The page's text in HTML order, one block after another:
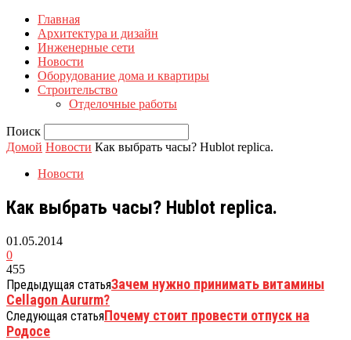
Главная
Архитектура и дизайн
Инженерные сети
Новости
Оборудование дома и квартиры
Строительство
Отделочные работы
Поиск
Домой Новости Как выбрать часы? Hublot replica.
Новости
Как выбрать часы? Hublot replica.
01.05.2014
0
455
Предыдущая статьяЗачем нужно принимать витамины
Cellagon Aururm?
Следующая статьяПочему стоит провести отпуск на
Родосе